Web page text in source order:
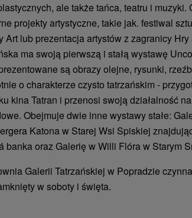
ale także tańca, teatru i muzyki.
projekty artystyczne, takie jak. festiwal
Art lub prezentacja artystów z zagranicy
ma swoją pierwszą i stałą wystawę
są obrazy olejne, rysunki,
o charakterze czysto tatrzańskim -
kina Tatran i przenosi swoją działalność
Obejmuje dwie inne wystawy stałe:
Katona w Starej Wsi Spiskiej
banka oraz Galerię w Willi Flóra w Starym
Galerii Tatrzańskiej w Popradzie
w soboty i święta.